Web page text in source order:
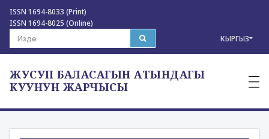
ISSN 1694-8033 (Print)
ISSN 1694-8025 (Online)
КЫРГЫЗ
ЖУСУП БАЛАСАГЫН АТЫНДАГЫ
КУУНУН ЖАРЧЫСЫ
—
—
—